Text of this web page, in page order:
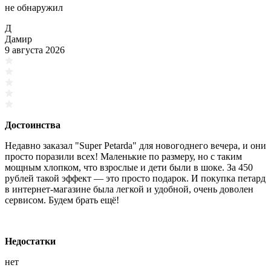
не обнаружил
Д
Дамир
9 августа 2026
Достоинства
Недавно заказал "Super Petarda" для новогоднего вечера, и они
просто поразили всех! Маленькие по размеру, но с таким
мощным хлопком, что взрослые и дети были в шоке. За 450
рублей такой эффект — это просто подарок. И покупка петард
в интернет-магазине была легкой и удобной, очень доволен
сервисом. Будем брать ещё!
Недостатки
нет